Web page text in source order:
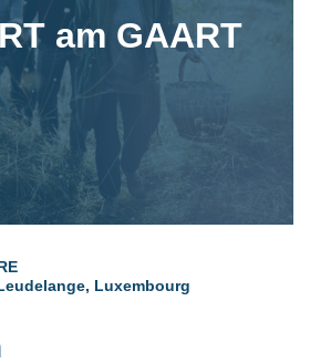
am GAART
Luxembourg